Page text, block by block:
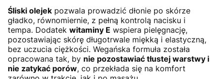
Śliski olejek pozwala prowadzić dłonie po skórze
gładko, równomiernie, z pełną kontrolą nacisku i
tempa. Dodatek witaminy E wspiera pielęgnację,
pozostawiając skórę długotrwale miękką i elastyczną,
bez uczucia ciężkości. Wegańska formuła została
opracowana tak, by nie pozostawiać tłustej warstwy i
nie zatykać porów, co przekłada się na komfort